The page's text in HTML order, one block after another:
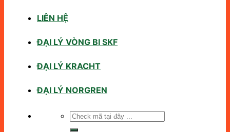
LIÊN HỆ
ĐẠI LÝ VÒNG BI SKF
ĐẠI LÝ KRACHT
ĐẠI LÝ NORGREN
Tìm